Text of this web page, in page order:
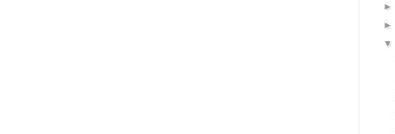
►
►
▼